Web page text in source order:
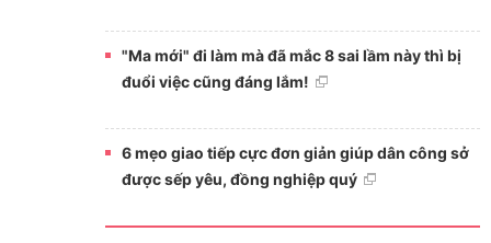
"Ma mới" đi làm mà đã mắc 8 sai lầm này thì bị
đuổi việc cũng đáng lắm!
6 mẹo giao tiếp cực đơn giản giúp dân công sở
được sếp yêu, đồng nghiệp quý